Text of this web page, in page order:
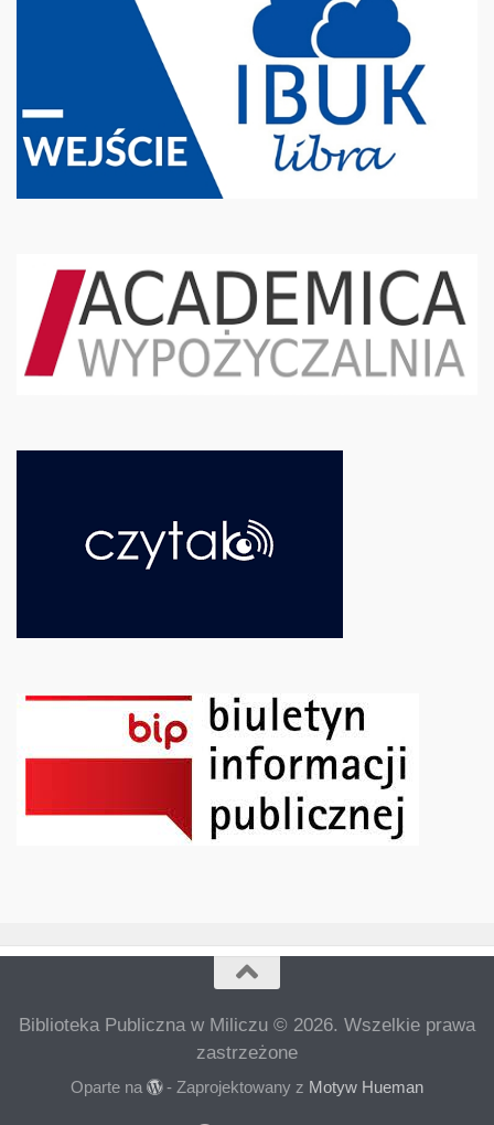
Biblioteka Publiczna w Miliczu © 2026. Wszelkie prawa
zastrzeżone
Oparte na - Zaprojektowany z Motyw Hueman